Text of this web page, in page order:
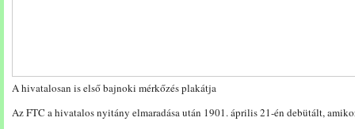
A hivatalosan is első bajnoki mérkőzés plakátja
Az FTC a hivatalos nyitány elmaradása után 1901. április 21-én debütált,